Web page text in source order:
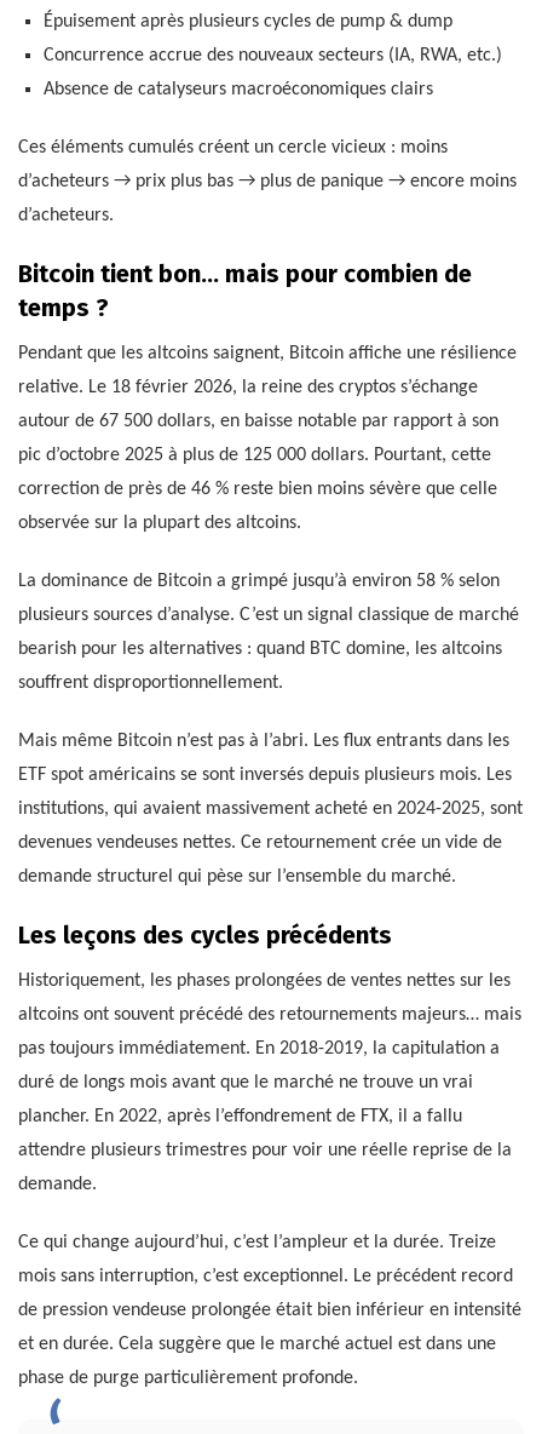
Épuisement après plusieurs cycles de pump & dump
Concurrence accrue des nouveaux secteurs (IA, RWA, etc.)
Absence de catalyseurs macroéconomiques clairs
Ces éléments cumulés créent un cercle vicieux : moins
d’acheteurs → prix plus bas → plus de panique → encore moins
d’acheteurs.
Bitcoin tient bon… mais pour combien de
temps ?
Pendant que les altcoins saignent, Bitcoin affiche une résilience
relative. Le 18 février 2026, la reine des cryptos s’échange
autour de 67 500 dollars, en baisse notable par rapport à son
pic d’octobre 2025 à plus de 125 000 dollars. Pourtant, cette
correction de près de 46 % reste bien moins sévère que celle
observée sur la plupart des altcoins.
La dominance de Bitcoin a grimpé jusqu’à environ 58 % selon
plusieurs sources d’analyse. C’est un signal classique de marché
bearish pour les alternatives : quand BTC domine, les altcoins
souffrent disproportionnellement.
Mais même Bitcoin n’est pas à l’abri. Les flux entrants dans les
ETF spot américains se sont inversés depuis plusieurs mois. Les
institutions, qui avaient massivement acheté en 2024-2025, sont
devenues vendeuses nettes. Ce retournement crée un vide de
demande structurel qui pèse sur l’ensemble du marché.
Les leçons des cycles précédents
Historiquement, les phases prolongées de ventes nettes sur les
altcoins ont souvent précédé des retournements majeurs… mais
pas toujours immédiatement. En 2018-2019, la capitulation a
duré de longs mois avant que le marché ne trouve un vrai
plancher. En 2022, après l’effondrement de FTX, il a fallu
attendre plusieurs trimestres pour voir une réelle reprise de la
demande.
Ce qui change aujourd’hui, c’est l’ampleur et la durée. Treize
mois sans interruption, c’est exceptionnel. Le précédent record
de pression vendeuse prolongée était bien inférieur en intensité
et en durée. Cela suggère que le marché actuel est dans une
phase de purge particulièrement profonde.